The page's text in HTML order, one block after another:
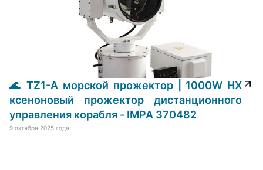
🌊 TZ1-A морской прожектор | 1000W HX
ксеноновый прожектор дистанционного
управления корабля - IMPA 370482
9 октября 2025 года